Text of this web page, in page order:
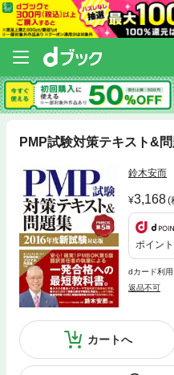
PMP試験対策テキスト&
鈴木安而
3,168(
ポイン
dカード利
返品不可
カートへ